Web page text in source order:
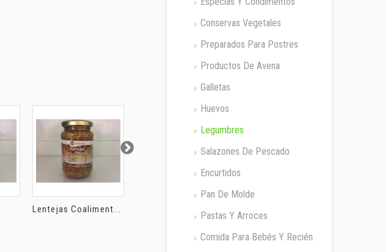
Lentejas Coaliment... Lentejas Coaliment... Garbanzos Cidacos...
Conservas Vegetales
Preparados Para Postres
Productos De Avena
Galletas
Huevos
Legumbres
Salazones De Pescado
Encurtidos
Pan De Molde
Pastas Y Arroces
Comida Para Bebés Y Recién